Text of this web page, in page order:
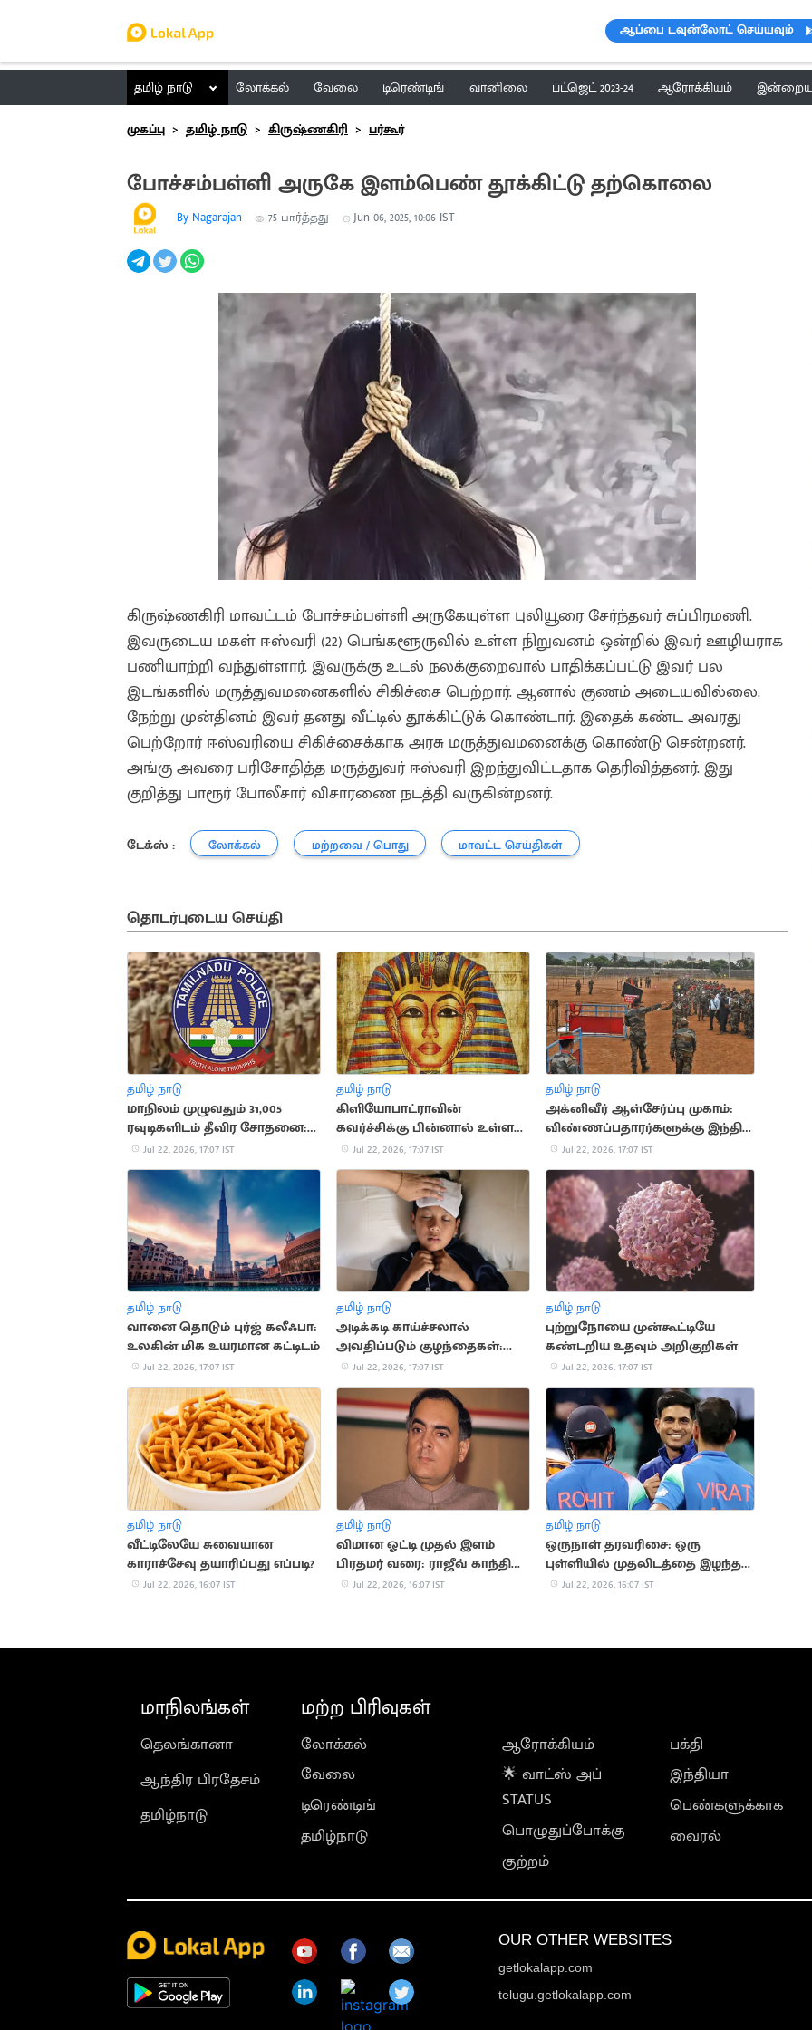
ஆப்பை டவுன்லோட் செய்யவும்
தமிழ் நாடு லோக்கல் வேலை டிரெண்டிங் வானிலை பட்ஜெட் 2023-24 ஆரோக்கியம் இன்றைய
முகப்பு
தமிழ் நாடு கிருஷ்ணகிரி பர்கூர்
போச்சம்பள்ளி அருகே இளம்பெண் தூக்கிட்டு தற்கொலை
By Nagarajan 75 பார்த்தது Jun 06, 2025, 10:06 IST
கிருஷ்ணகிரி மாவட்டம் போச்சம்பள்ளி அருகேயுள்ள புலியூரை சேர்ந்தவர் சுப்பிரமணி.
இவருடைய மகள் ஈஸ்வரி (22) பெங்களூருவில் உள்ள நிறுவனம் ஒன்றில் இவர் ஊழியராக
பணியாற்றி வந்துள்ளார். இவருக்கு உடல் நலக்குறைவால் பாதிக்கப்பட்டு இவர் பல
இடங்களில் மருத்துவமனைகளில் சிகிச்சை பெற்றார். ஆனால் குணம் அடையவில்லை.
நேற்று முன்தினம் இவர் தனது வீட்டில் தூக்கிட்டுக் கொண்டார். இதைக் கண்ட அவரது
பெற்றோர் ஈஸ்வரியை சிகிச்சைக்காக அரசு மருத்துவமனைக்கு கொண்டு சென்றனர்.
அங்கு அவரை பரிசோதித்த மருத்துவர் ஈஸ்வரி இறந்துவிட்டதாக தெரிவித்தனர். இது
குறித்து பாரூர் போலீசார் விசாரணை நடத்தி வருகின்றனர்.
டேக்ஸ் : லோக்கல் மற்றவை / பொது மாவட்ட செய்திகள்
தொடர்புடைய செய்தி
தமிழ் நாடு
மாநிலம் முழுவதும் 31,005
ரவுடிகளிடம் தீவிர சோதனை:
காவல்துறை அறிக்கை
Jul 22, 2026, 17:07 IST
தமிழ் நாடு
கிளியோபாட்ராவின்
கவர்ச்சிக்கு பின்னால் உள்ள
சுவாரசியமான வரலாற்று
தகவல்கள்
Jul 22, 2026, 17:07 IST
தமிழ் நாடு
அக்னிவீர் ஆள்சேர்ப்பு முகாம்:
விண்ணப்பதாரர்களுக்கு இந்திய
ராணுவம் முக்கிய அறிவுறுத்தல்
Jul 22, 2026, 17:07 IST
தமிழ் நாடு
வானை தொடும் புர்ஜ் கலீஃபா:
உலகின் மிக உயரமான கட்டிடம்
Jul 22, 2026, 17:07 IST
தமிழ் நாடு
அடிக்கடி காய்ச்சலால்
அவதிப்படும் குழந்தைகள்:
முக்கிய காரணங்கள் இதோ
Jul 22, 2026, 17:07 IST
தமிழ் நாடு
புற்றுநோயை முன்கூட்டியே
கண்டறிய உதவும் அறிகுறிகள்
Jul 22, 2026, 17:07 IST
தமிழ் நாடு
வீட்டிலேயே சுவையான
காராச்சேவு தயாரிப்பது எப்படி?
Jul 22, 2026, 16:07 IST
தமிழ் நாடு
விமான ஓட்டி முதல் இளம்
பிரதமர் வரை: ராஜீவ் காந்தி
வரலாறு
Jul 22, 2026, 16:07 IST
தமிழ் நாடு
ஒருநாள் தரவரிசை: ஒரு
புள்ளியில் முதலிடத்தை இழந்த
கில்Jul 22, 2026, 16:07 IST
மாநிலங்கள்
தெலங்கானா
ஆந்திர பிரதேசம்
தமிழ்நாடு
மற்ற பிரிவுகள்
லோக்கல்
வேலை
டிரெண்டிங்
தமிழ்நாடு
ஆரோக்கியம்
🌟 வாட்ஸ் அப்
STATUS
பொழுதுப்போக்கு
குற்றம்
பக்தி
இந்தியா
பெண்களுக்காக
வைரல்
OUR OTHER WEBSITES
getlokalapp.com
telugu.getlokalapp.com